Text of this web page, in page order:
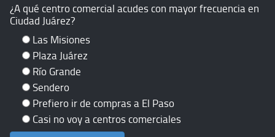
¿A qué centro comercial acudes con mayor frecuencia en
Ciudad Juárez?
Las Misiones
Plaza Juárez
Río Grande
Sendero
Prefiero ir de compras a El Paso
Casi no voy a centros comerciales